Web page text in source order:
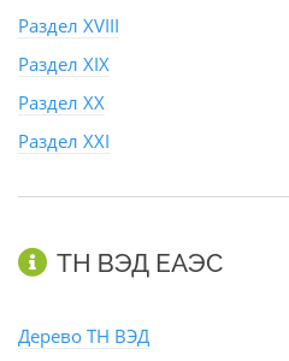
Раздел XVIII
Раздел XIX
Раздел XX
Раздел XXI
ТН ВЭД ЕАЭС
Дерево ТН ВЭД